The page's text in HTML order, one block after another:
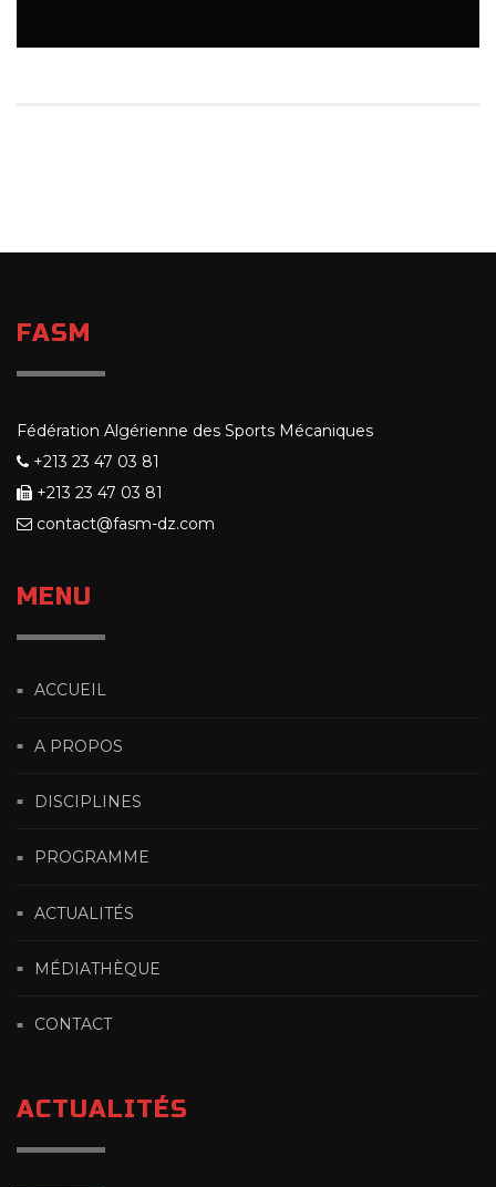
FASM
Fédération Algérienne des Sports Mécaniques
+213 23 47 03 81
+213 23 47 03 81
contact@fasm-dz.com
MENU
ACCUEIL
A PROPOS
DISCIPLINES
PROGRAMME
ACTUALITÉS
MÉDIATHÈQUE
CONTACT
ACTUALITÉS